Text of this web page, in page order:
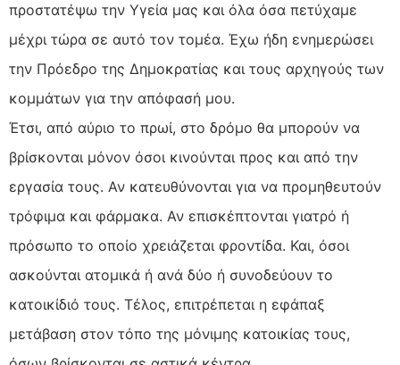
προστατέψω την Υγεία μας και όλα όσα πετύχαμε
μέχρι τώρα σε αυτό τον τομέα. Έχω ήδη ενημερώσει
την Πρόεδρο της Δημοκρατίας και τους αρχηγούς των
κομμάτων για την απόφασή μου.
Έτσι, από αύριο το πρωί, στο δρόμο θα μπορούν να
βρίσκονται μόνον όσοι κινούνται προς και από την
εργασία τους. Αν κατευθύνονται για να προμηθευτούν
τρόφιμα και φάρμακα. Αν επισκέπτονται γιατρό ή
πρόσωπο το οποίο χρειάζεται φροντίδα. Και, όσοι
ασκούνται ατομικά ή ανά δύο ή συνοδεύουν το
κατοικίδιό τους. Τέλος, επιτρέπεται η εφάπαξ
μετάβαση στον τόπο της μόνιμης κατοικίας τους,